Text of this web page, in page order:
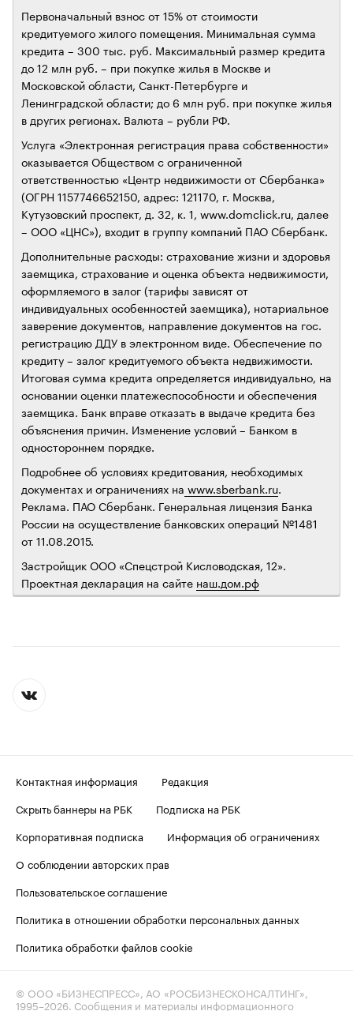
Первоначальный взнос от 15% от стоимости
кредитуемого жилого помещения. Минимальная сумма
кредита – 300 тыс. руб. Максимальный размер кредита
до 12 млн руб. – при покупке жилья в Москве и
Московской области, Санкт-Петербурге и
Ленинградской области; до 6 млн руб. при покупке жилья
в других регионах. Валюта – рубли РФ.
Услуга «Электронная регистрация права собственности»
оказывается Обществом с ограниченной
ответственностью «Центр недвижимости от Сбербанка»
(ОГРН 1157746652150, адрес: 121170, г. Москва,
Кутузовский проспект, д. 32, к. 1, www.domclick.ru, далее
– ООО «ЦНС»), входит в группу компаний ПАО Сбербанк.
Дополнительные расходы: страхование жизни и здоровья
заемщика, страхование и оценка объекта недвижимости,
оформляемого в залог (тарифы зависят от
индивидуальных особенностей заемщика), нотариальное
заверение документов, направление документов на гос.
регистрацию ДДУ в электронном виде. Обеспечение по
кредиту – залог кредитуемого объекта недвижимости.
Итоговая сумма кредита определяется индивидуально, на
основании оценки платежеспособности и обеспечения
заемщика. Банк вправе отказать в выдаче кредита без
объяснения причин. Изменение условий – Банком в
одностороннем порядке.
Подробнее об условиях кредитования, необходимых
документах и ограничениях на www.sberbank.ru.
Реклама. ПАО Сбербанк. Генеральная лицензия Банка
России на осуществление банковских операций №1481
от 11.08.2015.
Застройщик ООО «Спецстрой Кисловодская, 12».
Проектная декларация на сайте наш.дом.рф
Контактная информация
Редакция
Скрыть баннеры на РБК
Подписка на РБК
Корпоративная подписка
Информация об ограничениях
О соблюдении авторских прав
Пользовательское соглашение
Политика в отношении обработки персональных данных
Политика обработки файлов cookie
© ООО «БИЗНЕСПРЕСС», АО «РОСБИЗНЕСКОНСАЛТИНГ»,
1995–2026 . Сообщения и материалы информационного